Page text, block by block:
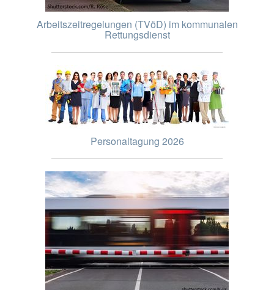
Arbeitszeitregelungen (TVöD) im kommunalen
Rettungsdienst
Personaltagung 2026